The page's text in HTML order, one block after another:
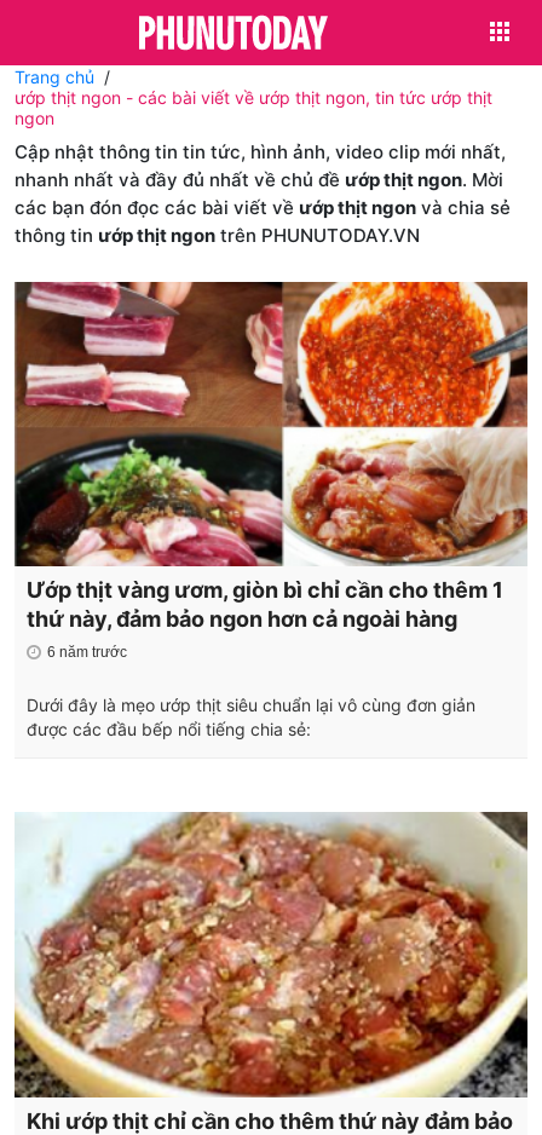
Trang chủ
ướp thịt ngon - các bài viết về ướp thịt ngon, tin tức ướp thịt
ngon
Cập nhật thông tin tin tức, hình ảnh, video clip mới nhất,
nhanh nhất và đầy đủ nhất về chủ đề ướp thịt ngon. Mời
các bạn đón đọc các bài viết về ướp thịt ngon và chia sẻ
thông tin ướp thịt ngon trên PHUNUTODAY.VN
Ướp thịt vàng ươm, giòn bì chỉ cần cho thêm 1
thứ này, đảm bảo ngon hơn cả ngoài hàng
6 năm trước
Dưới đây là mẹo ướp thịt siêu chuẩn lại vô cùng đơn giản
được các đầu bếp nổi tiếng chia sẻ:
Khi ướp thịt chỉ cần cho thêm thứ này đảm bảo